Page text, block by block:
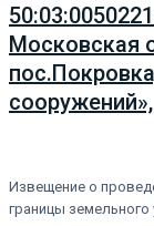
Московская
Извещение о
границы земельного